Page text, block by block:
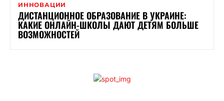
ИННОВАЦИИ
ДИСТАНЦИОННОЕ ОБРАЗОВАНИЕ В УКРАИНЕ:
КАКИЕ ОНЛАЙН-ШКОЛЫ ДАЮТ ДЕТЯМ БОЛЬШЕ
ВОЗМОЖНОСТЕЙ